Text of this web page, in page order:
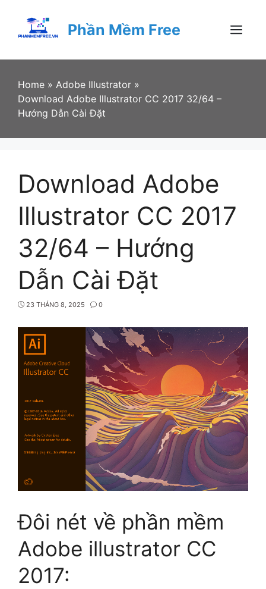
content
Phần Mềm Free Menu
Home » Adobe Illustrator »
Download Adobe Illustrator CC 2017 32/64 –
Hướng Dẫn Cài Đặt
Download Adobe
Illustrator CC 2017
32/64 – Hướng
Dẫn Cài Đặt
23 THÁNG 8, 2025 0
Đôi nét về phần mềm
Adobe illustrator CC
2017: